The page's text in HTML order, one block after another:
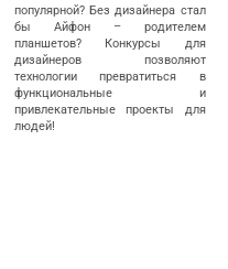
популярной? Без дизайнера стал
бы Айфон – родителем
планшетов? Конкурсы для
дизайнеров позволяют
технологии превратиться в
функциональные и
привлекательные проекты для
людей!